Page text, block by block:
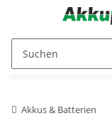
Akkus & Batterien